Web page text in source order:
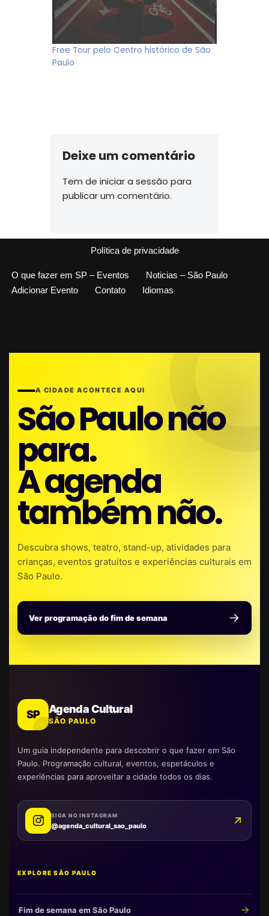
Free Tour pelo Centro histórico de São
Paulo
Deixe um comentário
Tem de iniciar a sessão para
publicar um comentário.
Política de privacidade
O que fazer em SP – Eventos
Noticias – São Paulo
Adicionar Evento
Contato Idiomas
A CIDADE ACONTECE AQUI
São Paulo não
para.
A agenda
também não.
Descubra shows, teatro, stand-up, atividades para
crianças, eventos gratuitos e experiências culturais em
São Paulo.
Ver programação do fim de semana
SP Agenda Cultural
SÃO PAULO
Um guia independente para descobrir o que fazer em São
Paulo. Programação cultural, eventos, espetáculos e
experiências para aproveitar a cidade todos os dias.
SIGA NO INSTAGRAM
@agenda_cultural_sao_paulo
EXPLORE SÃO PAULO
Fim de semana em São Paulo